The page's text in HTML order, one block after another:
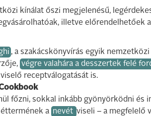
kínálat őszi megjelenésű,
illetve előrendelhetőek
, a szakácskönyvírás egyik
végre valahára a desszertek felé
receptválogatását is.
főzni, sokkal inkább gyönyörködni és
a nevét viseli – a megfelelő